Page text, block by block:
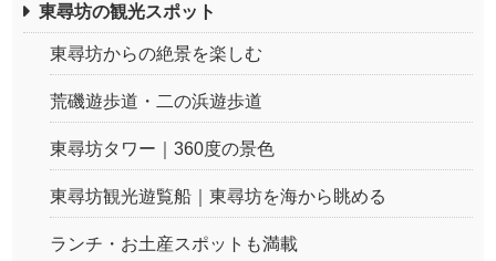
東尋坊の観光スポット
東尋坊からの絶景を楽しむ
荒磯遊歩道・二の浜遊歩道
東尋坊タワー｜360度の景色
東尋坊観光遊覧船｜東尋坊を海から眺める
ランチ・お土産スポットも満載